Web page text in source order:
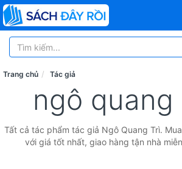
Trang chủ Tác giả
ngô quang
Tất cả tác phẩm tác giả Ngô Quang Trì.
với giá tốt nhất, giao hàng tận nhà